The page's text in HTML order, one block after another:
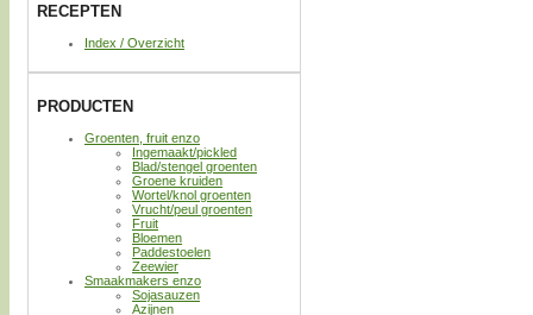
RECEPTEN
Index / Overzicht
PRODUCTEN
Groenten, fruit enzo
Ingemaakt/pickled
Blad/stengel groenten
Groene kruiden
Wortel/knol groenten
Vrucht/peul groenten
Fruit
Bloemen
Paddestoelen
Zeewier
Smaakmakers enzo
Sojasauzen
Azijnen